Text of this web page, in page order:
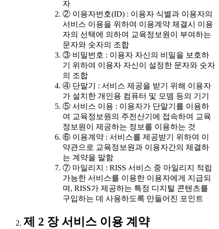
자
② 이용자번호(ID) : 이용자 식별과 이용자의
서비스 이용을 위하여 이용계약 체결시 이용
자의 선택에 의하여 교육정보원이 부여하는
문자와 숫자의 조합
③ 비밀번호 : 이용자 자신의 비밀을 보호하
기 위하여 이용자 자신이 설정한 문자와 숫자
의 조합
④ 단말기 : 서비스 제공을 받기 위해 이용자
가 설치한 개인용 컴퓨터 및 모뎀 등의 기기
⑤ 서비스 이용 : 이용자가 단말기를 이용하
여 교육정보원의 주전산기에 접속하여 교육
정보원이 제공하는 정보를 이용하는 것
⑥ 이용계약 : 서비스를 제공받기 위하여 이
약관으로 교육정보원과 이용자간의 체결하
는 계약을 말함
⑦ 마일리지 : RISS 서비스 중 마일리지 적립
가능한 서비스를 이용한 이용자에게 지급되
며, RISS가 제공하는 특정 디지털 콘텐츠를
구입하는 데 사용하도록 만들어진 포인트
제 2 장 서비스 이용 계약